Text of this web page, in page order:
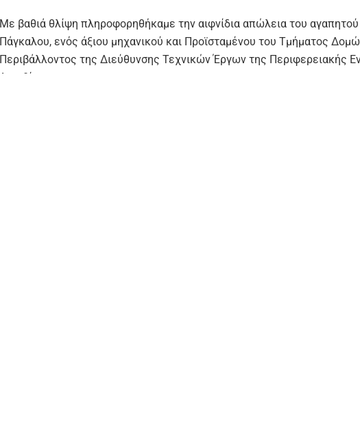
Με βαθιά θλίψη πληροφορηθήκαμε την αιφνίδια απώλεια του
Πάγκαλου, ενός άξιου μηχανικού και Προϊσταμένου του Τμήματος
Περιβάλλοντος της Διεύθυνσης Τεχνικών Έργων της Περιφερειακής
Λασιθίου.